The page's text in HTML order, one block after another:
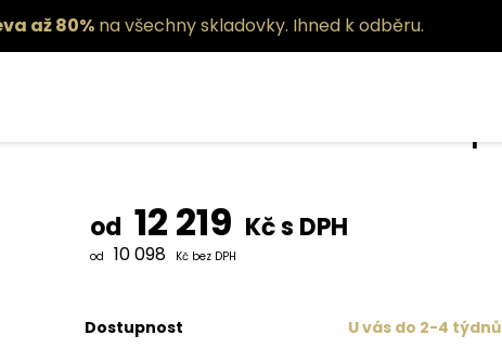
až 80% na všechny skladovky. Ihned k odběru.
od 12 219 Kč s DPH
od 10 098 Kč bez DPH
Dostupnost
U vás do 2-4 týdnů